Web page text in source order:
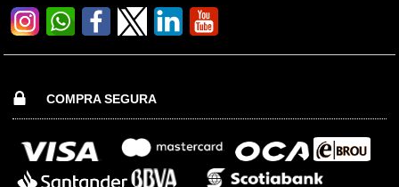
COMPRA SEGURA